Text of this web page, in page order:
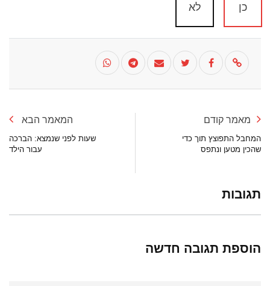
כן לא
מאמר קודם
המחבל התפוצץ תוך כדי
שהכין מטען ונתפס
המאמר הבא
שעות לפני שנמצא: הברכה
עבור הילד
תגובות
הוספת תגובה חדשה